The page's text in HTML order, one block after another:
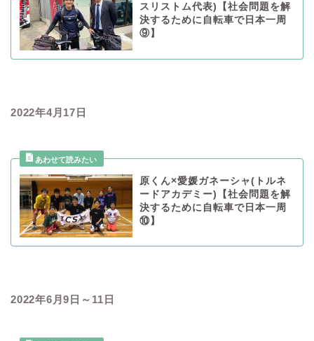
スリストム代表)【社会問題を解
決するために自転車で日本一周
⑨】
2022年4月17日
原くん×愛媛ガネーシャ(トルネ
ードアカデミー)【社会問題を解
決するために自転車で日本一周
⑩】
2022年6月9日～11日